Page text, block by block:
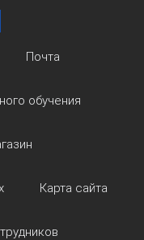
Почта
обучения
Карта сайта